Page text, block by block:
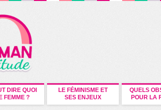
DIRE QUOI
FEMME ?
LE FÉMINISME ET
SES ENJEUX
QUELS
POUR LA